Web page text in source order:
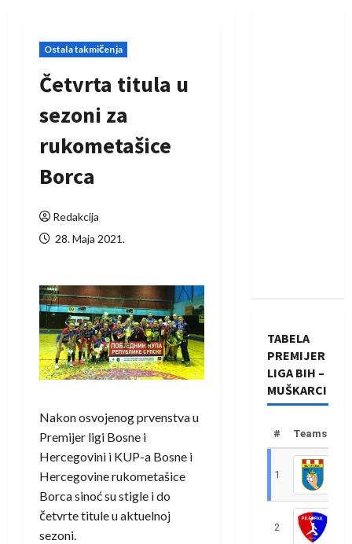
Ostala takmičenja
Četvrta titula u
sezoni za
rukometašice
Borca
Redakcija
28. Maja 2021.
Nakon osvojenog prvenstva u
Premijer ligi Bosne i
Hercegovini i KUP-a Bosne i
Hercegovine rukometašice
Borca sinoć su stigle i do
četvrte titule u aktuelnoj
sezoni.
TABELA
PREMIJER
LIGA BIH –
MUŠKARCI
# Teams
1
2